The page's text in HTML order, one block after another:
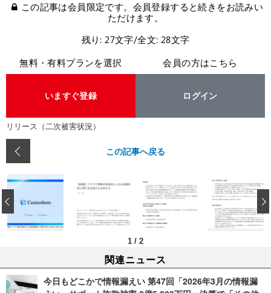
この記事は会員限定です。会員登録すると続きをお読みい
ただけます。
残り: 27文字/全文: 28文字
無料・有料プランを選択
いますぐ登録
会員の方はこちら
ログイン
リリース（二次被害状況）
この記事へ戻る
1 / 2
‹
関連ニュース
今日もどこかで情報漏えい 第47回「2026年3月の情報漏